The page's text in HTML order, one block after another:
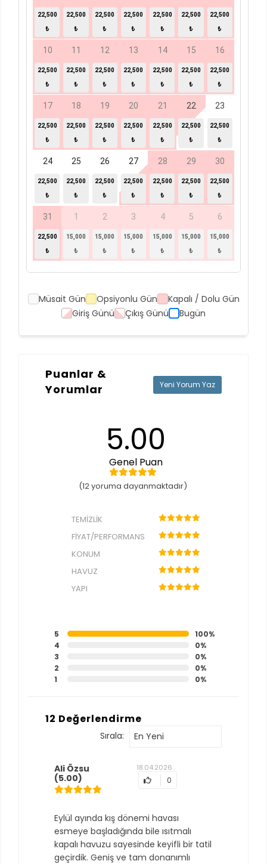
22,500
₺
22,500
₺
22,500
₺
22,500
₺
22,500
₺
22,500
₺
22,500
₺
10
22,500
₺
11
22,500
₺
12
22,500
₺
13
22,500
₺
14
22,500
₺
15
22,500
₺
16
22,500
₺
17
22,500
₺
18
22,500
₺
19
22,500
₺
20
22,500
₺
21
22,500
₺
22
22,500
₺
23
22,500
₺
24
22,500
₺
25
22,500
₺
26
22,500
₺
27
22,500
₺
28
22,500
₺
29
22,500
₺
30
22,500
₺
31
22,500
₺
1
15,000
₺
2
15,000
₺
3
15,000
₺
4
15,000
₺
5
15,000
₺
6
15,000
₺
Müsait Gün Opsiyonlu Gün
Kapalı / Dolu Gün
Giriş Günü
Çıkış Günü Bugün
Puanlar &
Yorumlar
Yeni Yorum Yaz
5.00
Genel Puan
(12 yoruma dayanmaktadır)
TEMIZLIK
FIYAT/PERFORMANS
KONUM
HAVUZ
YAPI
5
100%
4
0%
3
0%
2
0%
1
0%
12 Değerlendirme
Sırala: En Yeni
Ali Özsu
(5.00)
18.04.2026
0
Eylül ayında kış dönemi havası
esmeye başladığında bile ısıtmalı
kapalı havuzu sayesinde keyifli bir tatil
geçirdik. Geniş ve tam donanımlı